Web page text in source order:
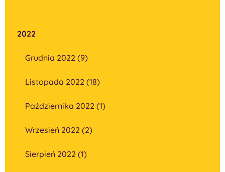
2022
Grudnia 2022 (9)
Listopada 2022 (18)
Października 2022 (1)
Wrzesień 2022 (2)
Sierpień 2022 (1)